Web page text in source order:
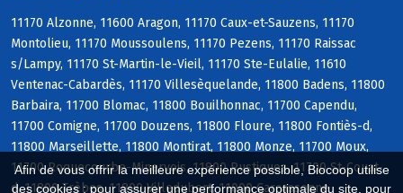
Afin de vous offrir la meilleure expérience possible, Biocoop utilise
des cookies : pour assurer une performance optimale du site, pour
11170 Alzonne, 11600 Aragon, 11170 Caux-et-Sauzens, 11170
Montolieu, 11170 Moussoulens, 11170 Pezens, 11170 Raissac
s/Lampy, 11170 St-Martin-le-Vieil, 11170 Ste-Eulalie, 11610
Ventenac-Cabardès, 11170 Villesèquelande, 11800 Badens, 11800
Barbaira, 11700 Blomac, 11800 Bouilhonnac, 11700 Capendu,
11700 Comigne, 11700 Douzens, 11800 Floure, 11800 Fontiès-d,
11800 Marseillette, 11800 Montirat, 11800 Monze, 11700 Moux,
11700 Roquecourbe-Minervois, 11800 Rustiques, 11700 St-Couat-
d, 11800 Trèbes, 11800 Villedubert, 11000 Carcassonne